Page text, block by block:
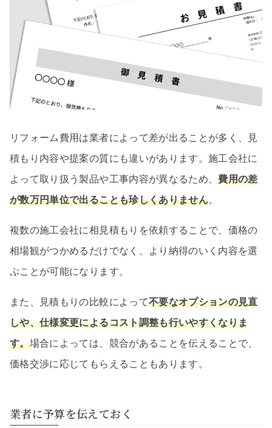
リフォーム費用は業者によって差が出ることが多く、見
積もり内容や提案の質にも違いがあります。施工会社に
よって取り扱う製品や工事内容が異なるため、費用の差
が数万円単位で出ることも珍しくありません。
複数の施工会社に相見積もりを依頼することで、価格の
相場観がつかめるだけでなく、より納得のいく内容を選
ぶことが可能になります。
また、見積もりの比較によって不要なオプションの見直
しや、仕様変更によるコスト調整も行いやすくなりま
す。場合によっては、競合があることを伝えることで、
価格交渉に応じてもらえることもあります。
業者に予算を伝えておく